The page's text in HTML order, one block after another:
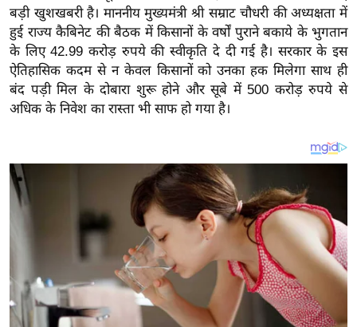
ज्ञ
रा
य
ब
ज
ट
ल
क्रि
के
L
2
बड़ी खुशखबरी है। माननीय मुख्यमंत्री श्री सम्राट चौधरी की अध्यक्षता में
हुई राज्य कैबिनेट की बैठक में किसानों के वर्षों पुराने बकाये के भुगतान
के लिए 42.99 करोड़ रुपये की स्वीकृति दे दी गई है। सरकार के इस
ऐतिहासिक कदम से न केवल किसानों को उनका हक मिलेगा साथ ही
बंद पड़ी मिल के दोबारा शुरू होने और सूबे में 500 करोड़ रुपये से
अधिक के निवेश का रास्ता भी साफ हो गया है।